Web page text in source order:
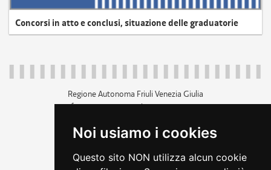
Noi usiamo i cookies
Questo sito NON utilizza alcun cookie
Concorsi in atto e conclusi, situazione delle graduatorie
Regione Autonoma Friuli Venezia Giulia
c.f. 80014930327; p.iva 00526040324
+39 040 3771111